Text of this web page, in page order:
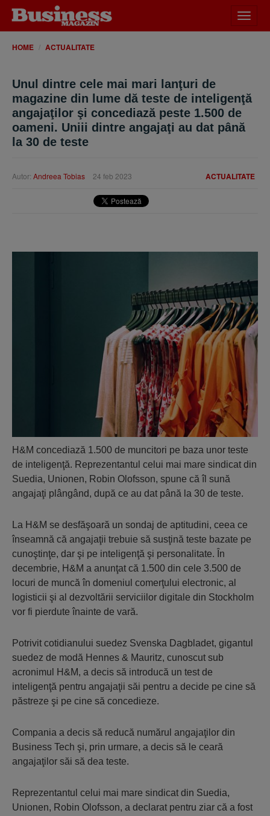
meniu
HOME ACTUALITATE
Unul dintre cele mai mari lanţuri de
magazine din lume dă teste de inteligenţă
angajaţilor şi concediază peste 1.500 de
oameni. Uniii dintre angajaţi au dat până
la 30 de teste
ACTUALITATE
Autor: Andreea Tobias 24 feb 2023
H&M concediază 1.500 de muncitori pe baza unor teste
de inteligenţă. Reprezentantul celui mai mare sindicat din
Suedia, Unionen, Robin Olofsson, spune că îl sună
angajaţi plângând, după ce au dat până la 30 de teste.
La H&M se desfăşoară un sondaj de aptitudini, ceea ce
înseamnă că angajaţii trebuie să susţină teste bazate pe
cunoştinţe, dar şi pe inteligenţă şi personalitate. În
decembrie, H&M a anunţat că 1.500 din cele 3.500 de
locuri de muncă în domeniul comerţului electronic, al
logisticii şi al dezvoltării serviciilor digitale din Stockholm
vor fi pierdute înainte de vară.
Potrivit cotidianului suedez Svenska Dagbladet, gigantul
suedez de modă Hennes & Mauritz, cunoscut sub
acronimul H&M, a decis să introducă un test de
inteligenţă pentru angajaţii săi pentru a decide pe cine să
păstreze şi pe cine să concedieze.
Compania a decis să reducă numărul angajaţilor din
Business Tech şi, prin urmare, a decis să le ceară
angajaţilor săi să dea teste.
Reprezentantul celui mai mare sindicat din Suedia,
Unionen, Robin Olofsson, a declarat pentru ziar că a fost